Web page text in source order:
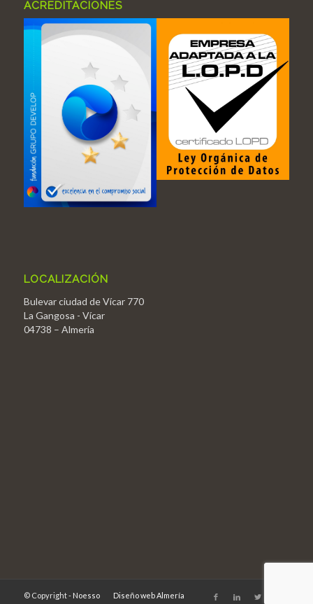
ACREDITACIONES
LOCALIZACIÓN
Bulevar ciudad de Vícar 770
La Gangosa - Vícar
04738 – Almería
© Copyright - Noesso Diseño web Almería